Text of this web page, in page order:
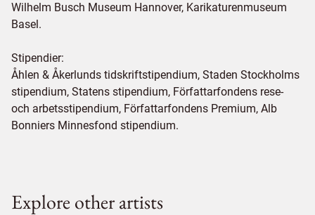
Wilhelm Busch Museum Hannover, Karikaturenmuseum
Basel.
Stipendier:
Åhlen & Åkerlunds tidskriftstipendium, Staden Stockholms
stipendium, Statens stipendium, Författarfondens rese-
och arbetsstipendium, Författarfondens Premium, Alb
Bonniers Minnesfond stipendium.
Explore other artists